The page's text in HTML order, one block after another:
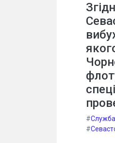
#Служба
#